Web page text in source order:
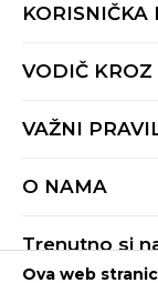
KORISNIČKA
Provjeri status
Radno vrijeme 9-
VODIČ
Načini isporuke
Reklamacije
VAŽNI
Pravila
O NAMA
Trenutno si
Ova web